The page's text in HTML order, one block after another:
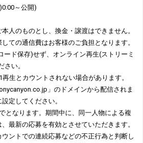
～公開)
人のものとし、換金・譲渡はできません。
ての通信費はお客様のご負担となります。
ド保存)せず、オンライン再生(ストリーミ
さい。
生とカウントされない場合があります。
」のドメインから配信されま
定してください。
となります。期間中に、同一人物による複
最新の応募を有効とさせていただきます。
ントでの連続応募などの不正行為と判断し